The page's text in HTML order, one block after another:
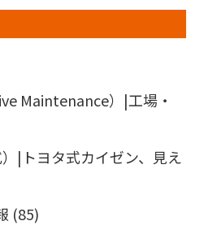
Maintenance）|工場・
|トヨタ式カイゼン、見え
(85)